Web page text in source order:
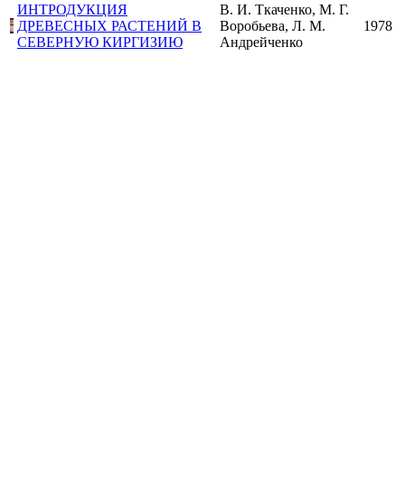
ИНТРОДУКЦИЯ
ДРЕВЕСНЫХ РАСТЕНИЙ В
СЕВЕРНУЮ КИРГИЗИЮ
В. И. Ткаченко, М. Г.
Воробьева, Л. М.
Андрейченко
1978